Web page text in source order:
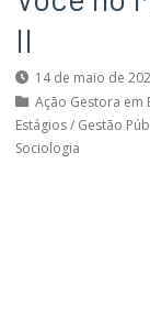
II
14 de maio de
Ação Gestora em
Estágios/ Gestão
Sociologia